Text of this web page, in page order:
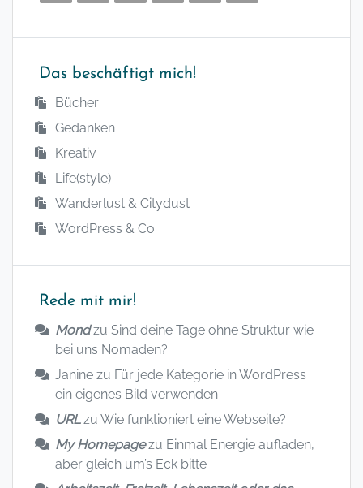
Das beschäftigt mich!
Bücher
Gedanken
Kreativ
Life(style)
Wanderlust & Citydust
WordPress & Co
Rede mit mir!
Mondzu Sind deine Tage ohne Struktur wie
bei uns Nomaden?
Janine zu Für jede Kategorie in WordPress
ein eigenes Bild verwenden
URLzu Wie funktioniert eine Webseite?
My Homepagezu Einmal Energie aufladen,
aber gleich um’s Eck bitte